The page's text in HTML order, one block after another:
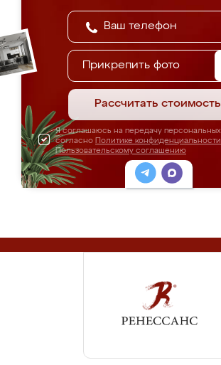
Прикрепить фото
Рассчитать стоимость
Я соглашаюсь на передачу
согласно Политике конфиденциальности
Пользовательскому соглашению